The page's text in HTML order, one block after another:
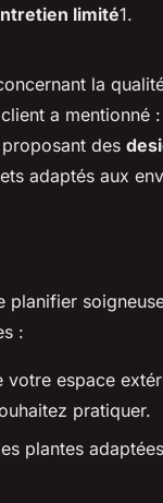
limité1.
la
a mentionné
des
adaptés aux
planifier
:
votre espace
pratiquer.
plantes